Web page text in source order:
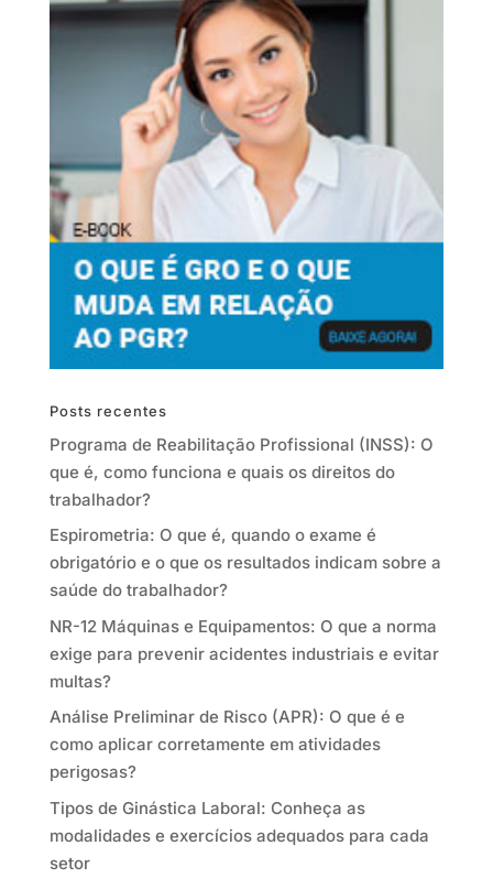
Posts recentes
Programa de Reabilitação Profissional (INSS): O
que é, como funciona e quais os direitos do
trabalhador?
Espirometria: O que é, quando o exame é
obrigatório e o que os resultados indicam sobre a
saúde do trabalhador?
NR-12 Máquinas e Equipamentos: O que a norma
exige para prevenir acidentes industriais e evitar
multas?
Análise Preliminar de Risco (APR): O que é e
como aplicar corretamente em atividades
perigosas?
Tipos de Ginástica Laboral: Conheça as
modalidades e exercícios adequados para cada
setor